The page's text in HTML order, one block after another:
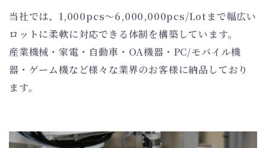
当社では、1,000pcs～6,000,000pcs/Lotまで幅広い
ロットに柔軟に対応できる体制を構築しています。
産業機械・家電・自動車・OA機器・PC/モバイル機
器・ゲーム機など様々な業界のお客様に納品しており
ます。